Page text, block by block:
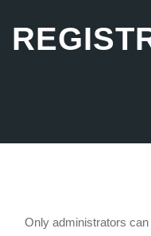
Only administrators